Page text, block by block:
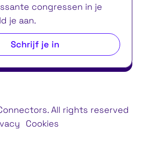
congressen in je
je aan.
Schrijf je in
All rights reserved
Cookies